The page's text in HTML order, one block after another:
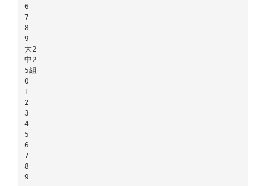
6
7
8
9
大2
中2
5組
0
1
2
3
4
5
6
7
8